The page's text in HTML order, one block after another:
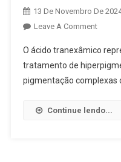
13 De Novembro De
Leave A Comment
O ácido tranexâmico
tratamento de
pigmentação complexas
Continue lendo...